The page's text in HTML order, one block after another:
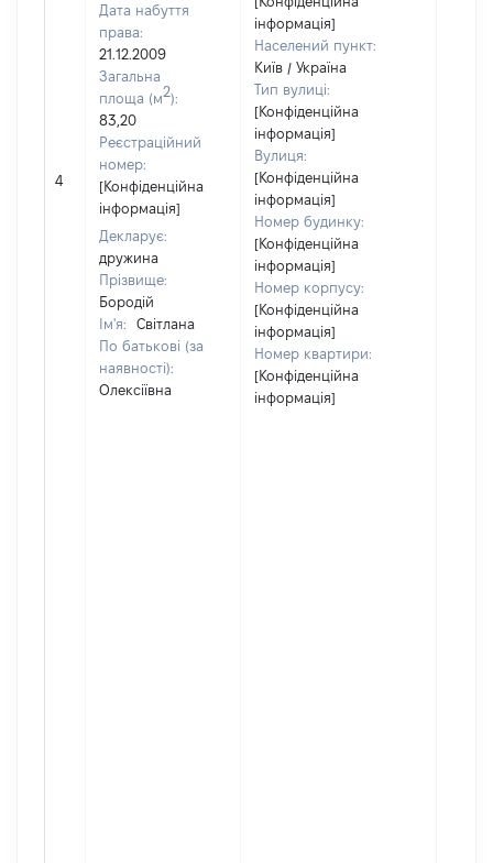
4
Дата набуття
права:
21.12.2009
Загальна
площа (м2):
83,20
Реєстраційний
номер:
[Конфіденційна
інформація]
Декларує:
дружина
Прізвище:
Бородій
Ім'я:
Світлана
По батькові (за
наявності):
Олексіївна
інформація]
Населений пункт:
Київ / Україна
Тип вулиці:
[Конфіденційна
інформація]
Вулиця:
[Конфіденційна
інформація]
Номер будинку:
[Конфіденційна
інформація]
Номер корпусу:
[Конфіденційна
інформація]
Номер квартири:
[Конфіденційна
інформація]